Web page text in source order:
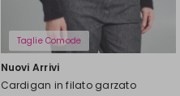
Taglie Comode
Nuovi Arrivi
Cardigan in filato garzato